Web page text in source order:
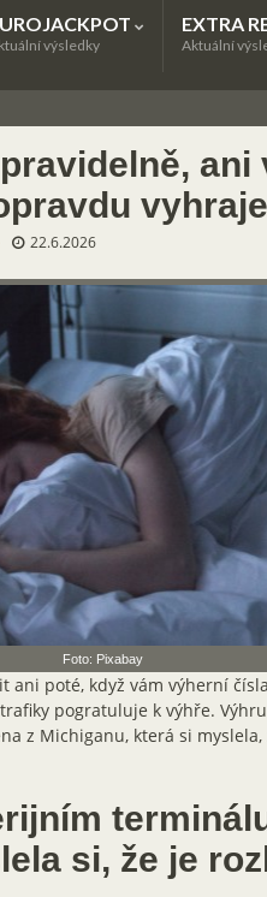
výsledky
EXTRA
Aktuální
ani
vyhraje
22.6.2026
Foto: Pixabay
ani poté, když vám výherní
pogratuluje k výhře.
z Michiganu, která si
si, že je